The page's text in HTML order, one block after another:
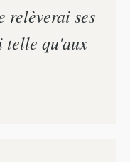
relèverai ses
telle qu'aux